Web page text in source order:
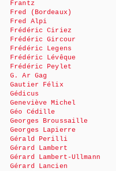
Frantz
Fred (Bordeaux)
Fred Alpi
Frédéric Ciriez
Frédéric Gircour
Frédéric Legens
Frédéric Lévêque
Frédéric Peylet
G. Ar Gag
Gautier Félix
Gédicus
Geneviève Michel
Géo Cédille
Georges Broussaille
Georges Lapierre
Gérald Perilli
Gérard Lambert
Gérard Lambert-Ullmann
Gérard Lancien